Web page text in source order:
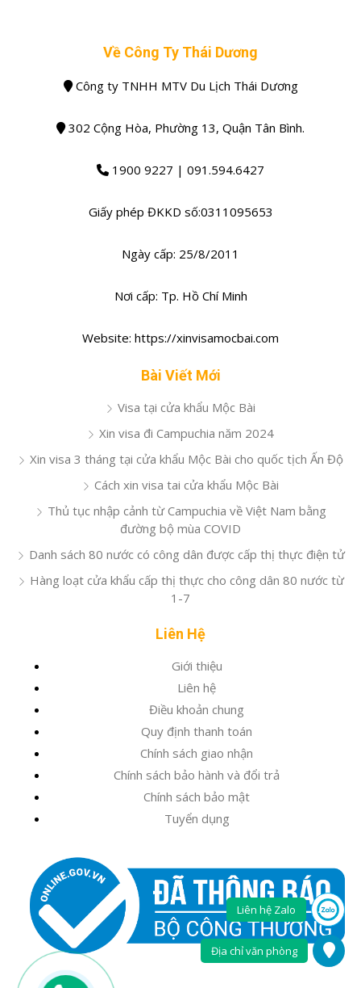
Về Công Ty Thái Dương
Công ty TNHH MTV Du Lịch Thái Dương
302 Cộng Hòa, Phường 13, Quận Tân Bình.
1900 9227 | 091.594.6427
Giấy phép ĐKKD số:0311095653
Ngày cấp: 25/8/2011
Nơi cấp: Tp. Hồ Chí Minh
Website: https://xinvisamocbai.com
Bài Viết Mới
Visa tại cửa khẩu Mộc Bài
Xin visa đi Campuchia năm 2024
Xin visa 3 tháng tại cửa khẩu Mộc Bài cho quốc tịch Ấn Độ
Cách xin visa tai cửa khẩu Mộc Bài
Thủ tục nhập cảnh từ Campuchia về Việt Nam bằng
đường bộ mùa COVID
Danh sách 80 nước có công dân được cấp thị thực điện tử
Hàng loạt cửa khẩu cấp thị thực cho công dân 80 nước từ
1-7
Liên Hệ
Giới thiệu
Liên hệ
Điều khoản chung
Quy định thanh toán
Chính sách giao nhận
Chính sách bảo hành và đổi trả
Chính sách bảo mật
Tuyển dụng
Liên hệ Zalo
Địa chỉ văn phòng